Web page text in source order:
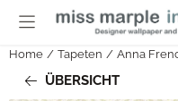
Cookie-Einstellungen sind
Home / Tapeten / Anna
ÜBERSICHT